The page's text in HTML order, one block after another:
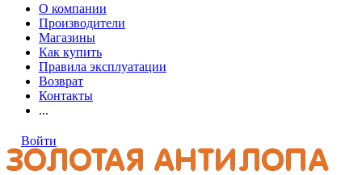
О компании
Производители
Магазины
Как купить
Правила эксплуатации
Возврат
Контакты
...
Войти